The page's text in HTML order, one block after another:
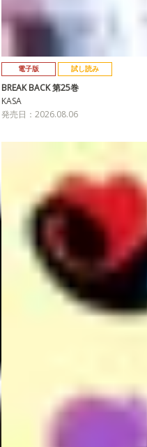
電子版 試し読み
BREAK BACK 第25巻
KASA
発売日：2026.08.06